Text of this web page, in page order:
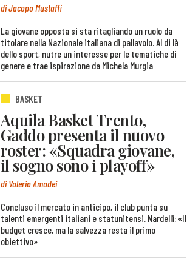
di Jacopo Mustaffi
La giovane opposta si sta ritagliando un ruolo da
titolare nella Nazionale italiana di pallavolo. Al di là
dello sport, nutre un interesse per le tematiche di
genere e trae ispirazione da Michela Murgia
BASKET
Aquila Basket Trento,
Gaddo presenta il nuovo
roster: «Squadra giovane,
il sogno sono i playoff»
di Valerio Amadei
Concluso il mercato in anticipo, il club punta su
talenti emergenti italiani e statunitensi. Nardelli: «Il
budget cresce, ma la salvezza resta il primo
obiettivo»